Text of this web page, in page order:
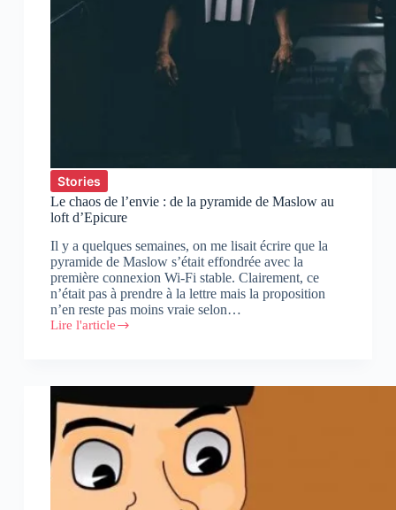
Stories
Le chaos de l’envie : de la pyramide de Maslow au
loft d’Epicure
Il y a quelques semaines, on me lisait écrire que la
pyramide de Maslow s’était effondrée avec la
première connexion Wi-Fi stable. Clairement, ce
n’était pas à prendre à la lettre mais la proposition
n’en reste pas moins vraie selon…
Lire l'article
Le
de
la
pyramide
de
Maslow